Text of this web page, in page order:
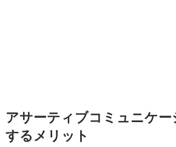
アサーティブコミュニケ
するメリット